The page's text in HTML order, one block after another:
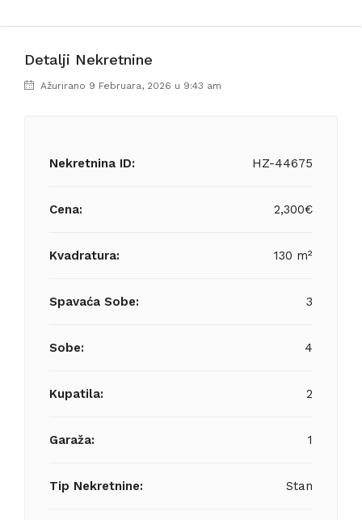
Detalji Nekretnine
Ažurirano 9 Februara, 2026 u 9:43 am
Nekretnina ID: HZ-44675
Cena: 2,300€
Kvadratura: 130 m²
Spavaća Sobe: 3
Sobe: 4
Kupatila: 2
Garaža: 1
Tip Nekretnine: Stan